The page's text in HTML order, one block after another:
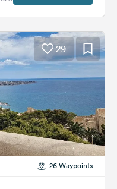
29
26 Waypoints